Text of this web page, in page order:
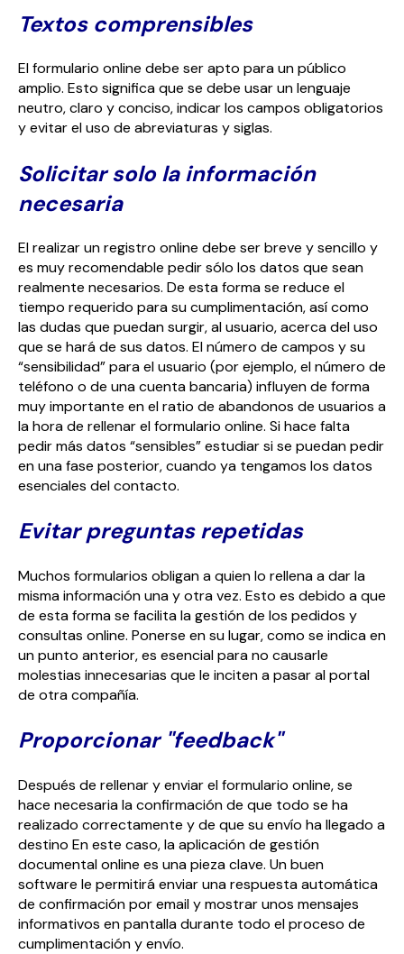
Textos comprensibles
El formulario online debe ser apto para un público
amplio. Esto significa que se debe usar un lenguaje
neutro, claro y conciso, indicar los campos obligatorios
y evitar el uso de abreviaturas y siglas.
Solicitar solo la información
necesaria
El realizar un registro online debe ser breve y sencillo y
es muy recomendable pedir sólo los datos que sean
realmente necesarios. De esta forma se reduce el
tiempo requerido para su cumplimentación, así como
las dudas que puedan surgir, al usuario, acerca del uso
que se hará de sus datos. El número de campos y su
“sensibilidad” para el usuario (por ejemplo, el número de
teléfono o de una cuenta bancaria) influyen de forma
muy importante en el ratio de abandonos de usuarios a
la hora de rellenar el formulario online. Si hace falta
pedir más datos “sensibles” estudiar si se puedan pedir
en una fase posterior, cuando ya tengamos los datos
esenciales del contacto.
Evitar preguntas repetidas
Muchos formularios obligan a quien lo rellena a dar la
misma información una y otra vez. Esto es debido a que
de esta forma se facilita la gestión de los pedidos y
consultas online. Ponerse en su lugar, como se indica en
un punto anterior, es esencial para no causarle
molestias innecesarias que le inciten a pasar al portal
de otra compañía.
Proporcionar "feedback"
Después de rellenar y enviar el formulario online, se
hace necesaria la confirmación de que todo se ha
realizado correctamente y de que su envío ha llegado a
destino En este caso, la aplicación de gestión
documental online es una pieza clave. Un buen
software le permitirá enviar una respuesta automática
de confirmación por email y mostrar unos mensajes
informativos en pantalla durante todo el proceso de
cumplimentación y envío.